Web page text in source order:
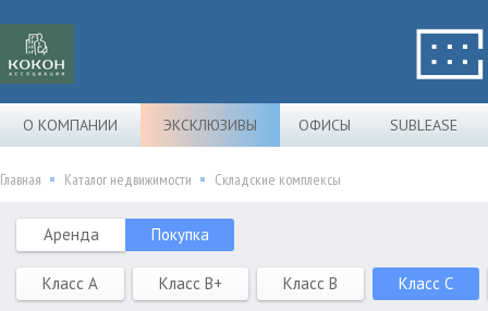
О КОМПАНИИ ЭКСКЛЮЗИВЫ ОФИСЫ SUBLEASE
Главная Каталог недвижимости Складские комплексы
Аренда Покупка
Класс A Класс B+ Класс B Класс C